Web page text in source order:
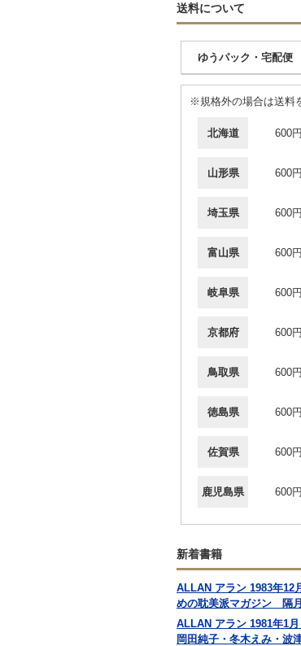
送料について
ゆうパック・宅配便
※規格外の場合は送料
北海道 600円
山形県 600円
埼玉県 600円
富山県 600円
岐阜県 600円
京都府 600円
鳥取県 600円
徳島県 600円
佐賀県 600円
鹿児島県 600円
新着書籍
ALLAN アラン 1983年
めの耽美派マガジン 隔
ALLAN アラン 1981年1
岡田純子・冬木えみ・